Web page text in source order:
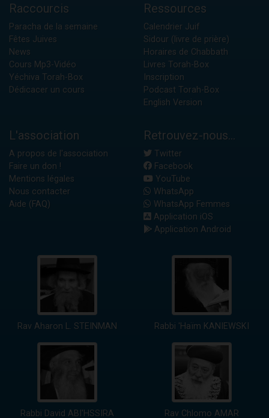
Raccourcis
Paracha de la semaine
Fêtes Juives
News
Cours Mp3-Vidéo
Yéchiva Torah-Box
Dédicacer un cours
Ressources
Calendrier Juif
Sidour (livre de prière)
Horaires de Chabbath
Livres Torah-Box
Inscription
Podcast Torah-Box
English Version
L'association
A propos de l'association
Faire un don !
Mentions légales
Nous contacter
Aide (FAQ)
Retrouvez-nous...
Twitter
Facebook
YouTube
WhatsApp
WhatsApp Femmes
Application iOS
Application Android
Rav Aharon L. STEINMAN Rabbi 'Haïm KANIEWSKI
Rabbi David ABI'HSSIRA Rav Chlomo AMAR